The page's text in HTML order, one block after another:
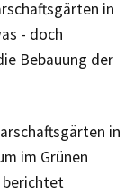
in
- doch
Bebauung der
in
im Grünen
berichtet